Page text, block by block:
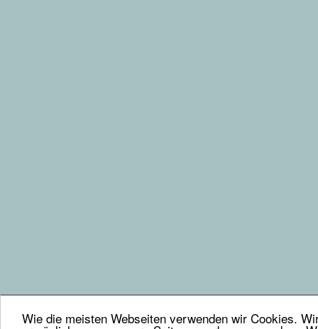
Wie die meisten Webseiten verwenden wir Cookies.